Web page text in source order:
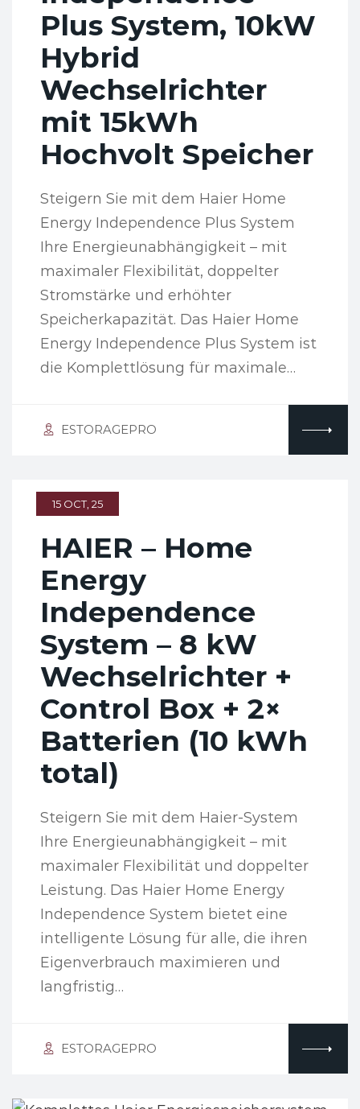
Plus System, 10kW
Hybrid
Wechselrichter
mit 15kWh
Hochvolt Speicher
Steigern Sie mit dem Haier Home
Energy Independence Plus System
Ihre Energieunabhängigkeit – mit
maximaler Flexibilität, doppelter
Stromstärke und erhöhter
Speicherkapazität. Das Haier Home
Energy Independence Plus System ist
die Komplettlösung für maximale…
ESTORAGEPRO
15 OCT, 25
HAIER – Home
Energy
Independence
System – 8 kW
Wechselrichter +
Control Box + 2×
Batterien (10 kWh
total)
Steigern Sie mit dem Haier-System
Ihre Energieunabhängigkeit – mit
maximaler Flexibilität und doppelter
Leistung. Das Haier Home Energy
Independence System bietet eine
intelligente Lösung für alle, die ihren
Eigenverbrauch maximieren und
langfristig…
ESTORAGEPRO